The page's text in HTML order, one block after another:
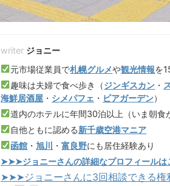
ジョニー
元市場従業員で札幌グルメや観光情報を
趣味は夫婦で食べ歩き（ジンギスカン ・
海鮮居酒屋 ・ シメパフェ ・ ビアガーデン）
道内のホテルに年間30泊以上（いま朝食
自他ともに認める新千歳空港マニア
函館 ・旭川 ・富良野にも居住経験あり
➤➤➤ジョニーさんの詳細なプロフィールは
➤➤➤ジョニーさんに3回相談できる権